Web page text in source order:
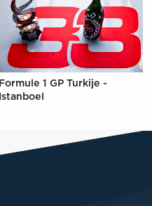
Formule 1 GP Turkije -
Istanboel